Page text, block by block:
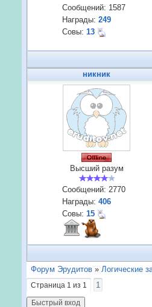
Сообщений: 1587
Награды: 249
Совы: 13
никник
Высший разум
Сообщений: 2770
Награды: 406
Совы: 15
Форум Эрудитов » Логические
Страница 1 из 1
1